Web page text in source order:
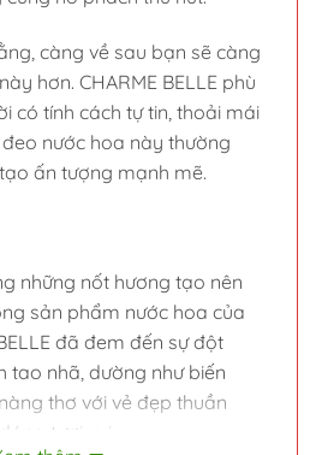
nước hoa này thường
ấn tượng mạnh mẽ.
những nốt hương tạo nên
sản phẩm nước hoa của
đã đem đến sự đột
thơ với vẻ đẹp thuần
tươi vui.
PHẨM
hoa Charme
thêm